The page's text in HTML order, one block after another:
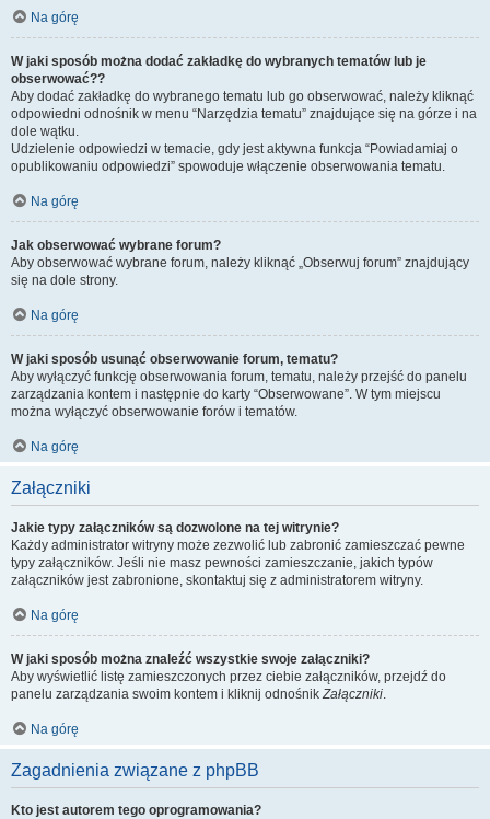
Na górę
W jaki sposób można dodać zakładkę do wybranych tematów lub je
obserwować??
Aby dodać zakładkę do wybranego tematu lub go obserwować, należy kliknąć
odpowiedni odnośnik w menu “Narzędzia tematu” znajdujące się na górze i na
dole wątku.
Udzielenie odpowiedzi w temacie, gdy jest aktywna funkcja “Powiadamiaj o
opublikowaniu odpowiedzi” spowoduje włączenie obserwowania tematu.
Na górę
Jak obserwować wybrane forum?
Aby obserwować wybrane forum, należy kliknąć „Obserwuj forum” znajdujący
się na dole strony.
Na górę
W jaki sposób usunąć obserwowanie forum, tematu?
Aby wyłączyć funkcję obserwowania forum, tematu, należy przejść do panelu
zarządzania kontem i następnie do karty “Obserwowane”. W tym miejscu
można wyłączyć obserwowanie forów i tematów.
Na górę
Załączniki
Jakie typy załączników są dozwolone na tej witrynie?
Każdy administrator witryny może zezwolić lub zabronić zamieszczać pewne
typy załączników. Jeśli nie masz pewności zamieszczanie, jakich typów
załączników jest zabronione, skontaktuj się z administratorem witryny.
Na górę
W jaki sposób można znaleźć wszystkie swoje załączniki?
Aby wyświetlić listę zamieszczonych przez ciebie załączników, przejdź do
panelu zarządzania swoim kontem i kliknij odnośnikZałączniki.
Na górę
Zagadnienia związane z phpBB
Kto jest autorem tego oprogramowania?